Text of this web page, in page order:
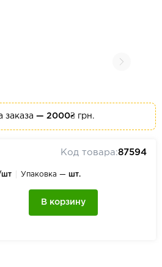
заказа — 2000₴ грн.
Код товара:87594
шт Упаковка — шт.
В корзину